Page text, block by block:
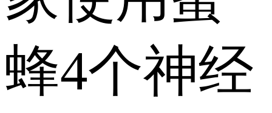
蜂4个神经